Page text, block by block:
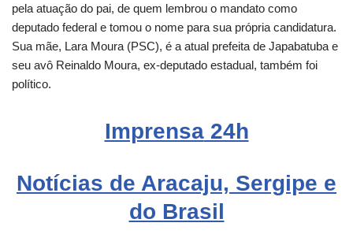
pela atuação do pai, de quem lembrou o mandato como
deputado federal e tomou o nome para sua própria candidatura.
Sua mãe, Lara Moura (PSC), é a atual prefeita de Japabatuba e
seu avô Reinaldo Moura, ex-deputado estadual, também foi
político.
Imprensa24h
Notícias de Aracaju, Sergipe e
do Brasil